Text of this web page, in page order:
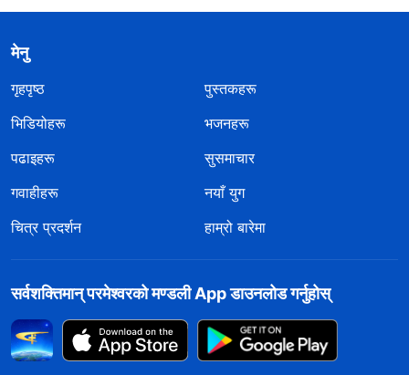
मेनु
गृहपृष्ठ
पुस्तकहरू
भिडियोहरू
भजनहरू
पढाइहरू
सुसमाचार
गवाहीहरू
नयाँ युग
चित्र प्रदर्शन
हाम्रो बारेमा
सर्वशक्तिमान्‌ परमेश्‍वरको मण्डली App डाउनलोड गर्नुहोस्